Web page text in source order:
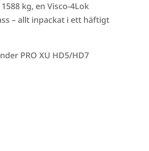
1588 kg, en Visco-4Lok
– allt inpackat i ett häftigt
PRO XU HD5/HD7